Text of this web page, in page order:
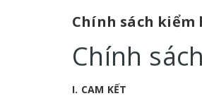
Chính sách kiểm
Chính
I. CAM KẾT